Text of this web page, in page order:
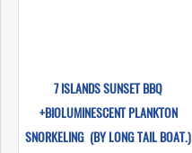
7 ISLANDS SUNSET BBQ
+BIOLUMINESCENT PLANKTON
SNORKELING (BY LONG TAIL BOAT.)